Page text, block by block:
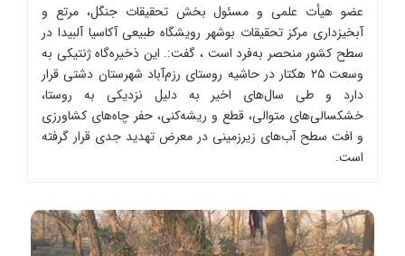
عضو هیأت علمی و مسئول بخش تحقیقات جنگل، مرتع و
آبخیزداری مرکز تحقیقات بوشهر رویشگاه طبیعی آکاسیا آلبیدا در
سطح کشور منحصر به‌فرد است ، گفت:. این ذخیره‌گاه ژنتیکی به
وسعت ۲۵ هکتار در حاشیه روستای رزم‌آباد شهرستان دشتی قرار
دارد و طی سال‌های اخیر به دلیل نزدیکی به روستا،
خشکسالی‌های متوالی، قطع و ریشه‌کنی، حفر چاه‌های کشاورزی
و افت سطح آب‌های زیرزمینی در معرض تهدید جدی قرار گرفته
است.